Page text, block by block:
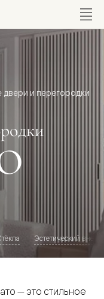
и перегородки
Эстетический
— это стильное